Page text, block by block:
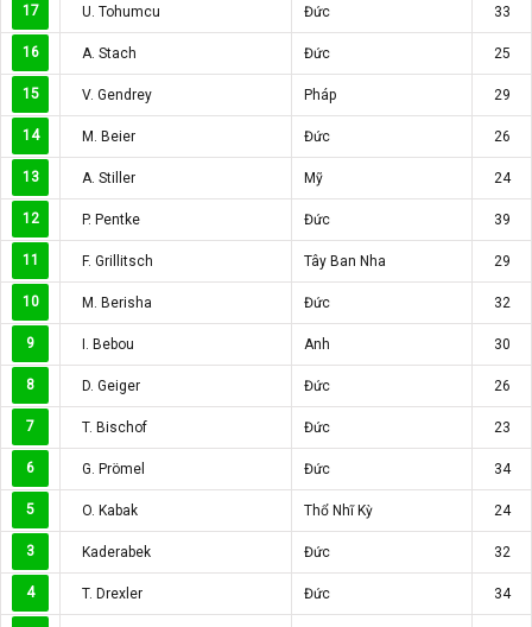
17 U. Tohumcu Đức 33
16 A. Stach Đức 25
15 V. Gendrey Pháp 29
14 M. Beier Đức 26
13 A. Stiller Mỹ 24
12 P. Pentke Đức 39
11 F. Grillitsch Tây Ban Nha 29
10 M. Berisha Đức 32
9 I. Bebou Anh 30
8 D. Geiger Đức 26
7 T. Bischof Đức 23
6 G. Prömel Đức 34
5 O. Kabak Thổ Nhĩ Kỳ 24
3 Kaderabek Đức 32
4 T. Drexler Đức 34